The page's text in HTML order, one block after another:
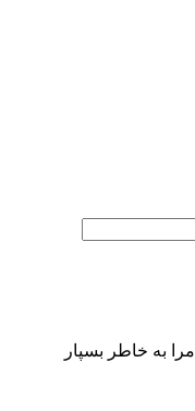
مرا به خاطر بسپار